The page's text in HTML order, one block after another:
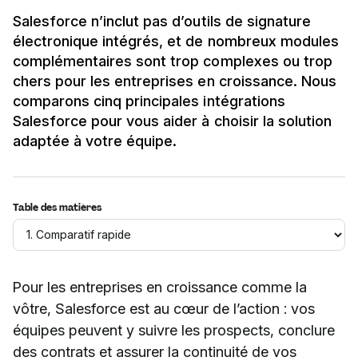
Salesforce n’inclut pas d’outils de signature
électronique intégrés, et de nombreux modules
complémentaires sont trop complexes ou trop
chers pour les entreprises en croissance. Nous
comparons cinq principales intégrations
Salesforce pour vous aider à choisir la solution
adaptée à votre équipe.
Table des matières
Pour les entreprises en croissance comme la
vôtre, Salesforce est au cœur de l’action : vos
équipes peuvent y suivre les prospects, conclure
des contrats et assurer la continuité de vos